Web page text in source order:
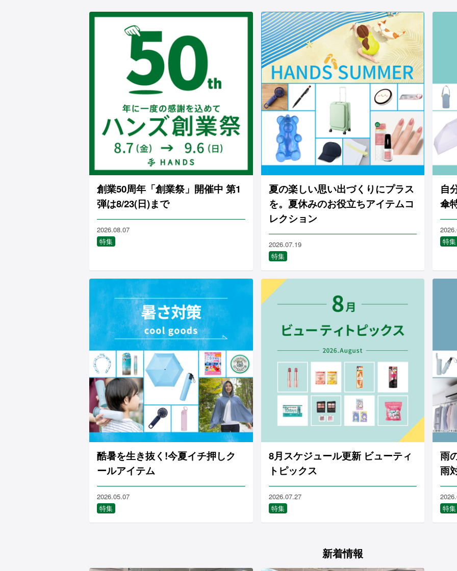
創業50周年「創業祭」開催中 第1
弾は8/23(日)まで
2026.08.07
特集
夏の楽しい思い出づくりにプラス
を。夏休みのお役立ちアイテムコ
レクション
2026.07.19
特集
自
傘
特集
酷暑を生き抜く!今夏イチ押しク
ールアイテム
2026.05.07
特集
8月スケジュール更新 ビューティ
トピックス
2026.07.27
特集
雨
雨
特集
新着情報